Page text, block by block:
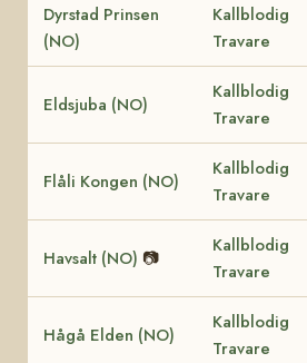
Dyrstad Prinsen
(NO)
Kallblodig
Travare
Eldsjuba (NO)
Kallblodig
Travare
Flåli Kongen (NO)
Kallblodig
Travare
Havsalt (NO) 📷
Kallblodig
Travare
Hågå Elden (NO)
Kallblodig
Travare